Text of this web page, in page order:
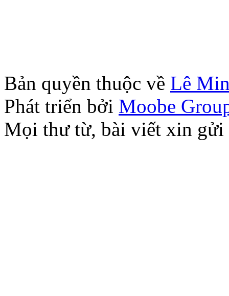
Bản quyền thuộc về Lê
Phát triển bởi Moobe
Mọi thư từ, bài viết xin gửi